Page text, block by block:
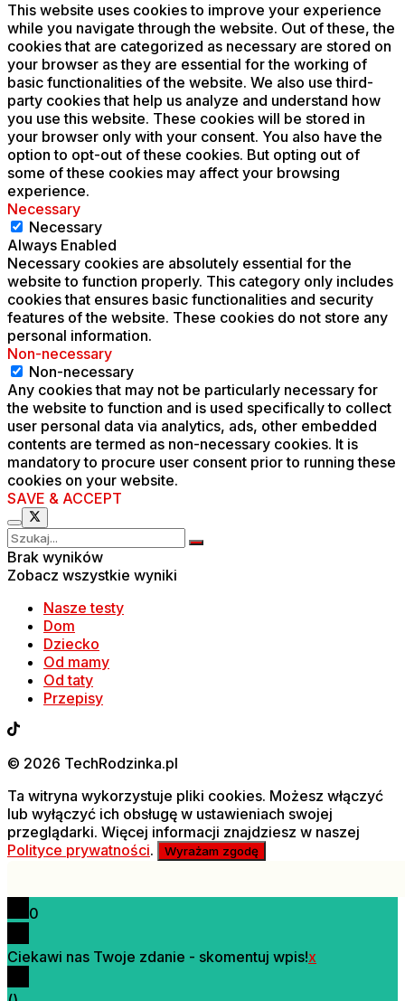
This website uses cookies to improve your experience
while you navigate through the website. Out of these, the
cookies that are categorized as necessary are stored on
your browser as they are essential for the working of
basic functionalities of the website. We also use third-
party cookies that help us analyze and understand how
you use this website. These cookies will be stored in
your browser only with your consent. You also have the
option to opt-out of these cookies. But opting out of
some of these cookies may affect your browsing
experience.
Necessary
Necessary
Always Enabled
Necessary cookies are absolutely essential for the
website to function properly. This category only includes
cookies that ensures basic functionalities and security
features of the website. These cookies do not store any
personal information.
Non-necessary
Non-necessary
Any cookies that may not be particularly necessary for
the website to function and is used specifically to collect
user personal data via analytics, ads, other embedded
contents are termed as non-necessary cookies. It is
mandatory to procure user consent prior to running these
cookies on your website.
SAVE & ACCEPT
Brak wyników
Zobacz wszystkie wyniki
Nasze testy
Dom
Dziecko
Od mamy
Od taty
Przepisy
© 2026 TechRodzinka.pl
Ta witryna wykorzystuje pliki cookies. Możesz włączyć
lub wyłączyć ich obsługę w ustawieniach swojej
przeglądarki. Więcej informacji znajdziesz w naszej
Polityce prywatności. Wyrażam zgodę
0
Ciekawi nas Twoje zdanie - skomentuj wpis!x